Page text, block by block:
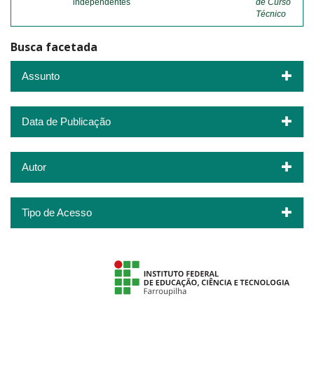
independentes
de Curso
Técnico
Busca facetada
Assunto
Data de Publicação
Autor
Tipo de Acesso